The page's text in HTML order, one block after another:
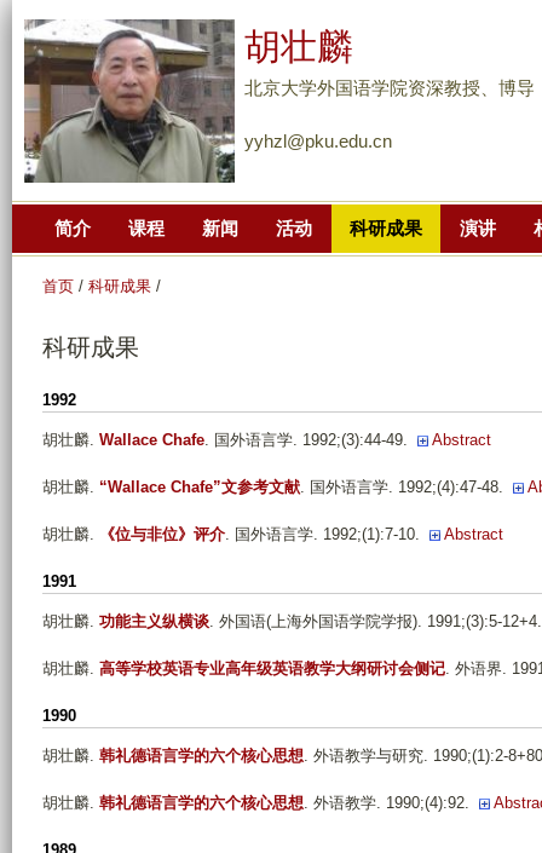
到
主
胡壮麟
北京大学外国语学院资深教授、博导
yyhzl@pku.edu.cn
简介 课程 新闻 活动 科研成果 演讲
首页 / 科研成果 /
科研成果
1992
胡壮麟. Wallace Chafe. 国外语言学. 1992;(3):44-49. Abstract
胡壮麟. “Wallace Chafe”文参考文献. 国外语言学. 1992;(4):47-48.
胡壮麟. 《位与非位》评介. 国外语言学. 1992;(1):7-10. Abstract
1991
胡壮麟. 功能主义纵横谈. 外国语(上海外国语学院学报). 1991;(3):5-12+4.
胡壮麟. 高等学校英语专业高年级英语教学大纲研讨会侧记. 外语界.
1990
胡壮麟. 韩礼德语言学的六个核心思想. 外语教学与研究. 1990;(1):2-
胡壮麟. 韩礼德语言学的六个核心思想. 外语教学. 1990;(4):92.